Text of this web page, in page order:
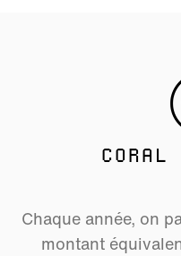
CORAL
Chaque année, on
montant